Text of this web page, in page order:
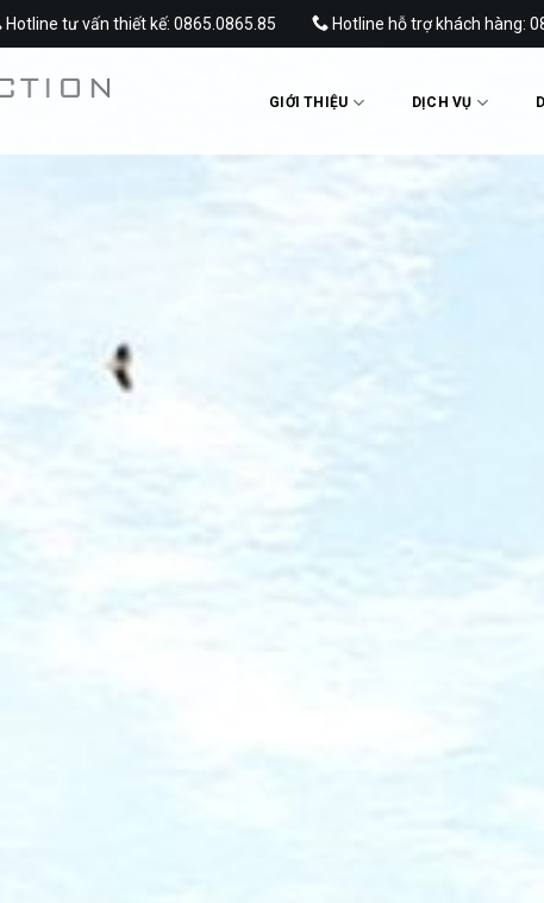
Hotline tư vấn thiết kế: 0865.0865.85 Hotline hỗ trợ khách hàng:
GIỚI THIỆU DỊCH VỤ